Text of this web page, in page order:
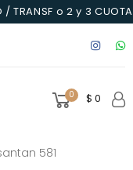
/ TRANSF o 2 y 3
0 $ 0
581